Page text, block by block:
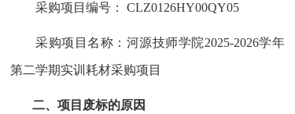
采购项目编号： CLZ0126HY00QY05
采购项目名称： 河源技师学院2025-2026学年
第二学期实训耗材采购项目
二、 项目 废标的原因